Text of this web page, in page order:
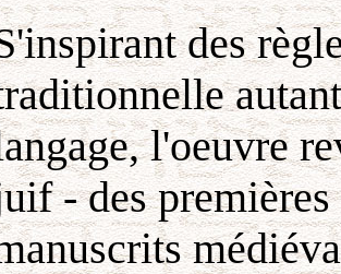
des
l'oeuvre
- des